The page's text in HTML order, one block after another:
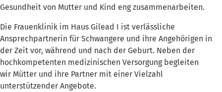
Gesundheit von Mutter und Kind eng zusammenarbeiten.
Die Frauenklinik im Haus Gilead I ist verlässliche
Ansprechpartnerin für Schwangere und ihre Angehörigen in
der Zeit vor, während und nach der Geburt. Neben der
hochkompetenten medizinischen Versorgung begleiten
wir Mütter und ihre Partner mit einer Vielzahl
unterstützender Angebote.